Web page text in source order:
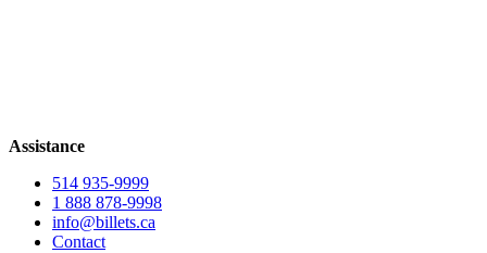
Assistance
514 935-9999
1 888 878-9998
info@billets.ca
Contact